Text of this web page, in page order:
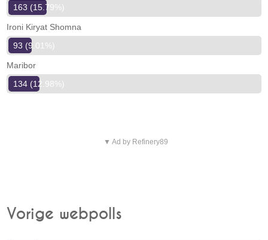
163 (15.79%)
Ironi Kiryat Shomna
93 (9.01%)
Maribor
134 (12.98%)
▼ Ad by Refinery89
Vorige webpolls